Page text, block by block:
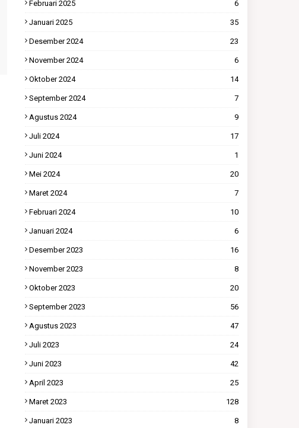
Februari 2025 6
Januari 2025 35
Desember 2024 23
November 2024 6
Oktober 2024 14
September 2024 7
Agustus 2024 9
Juli 2024 17
Juni 2024 1
Mei 2024 20
Maret 2024 7
Februari 2024 10
Januari 2024 6
Desember 2023 16
November 2023 8
Oktober 2023 20
September 2023 56
Agustus 2023 47
Juli 2023 24
Juni 2023 42
April 2023 25
Maret 2023 128
Januari 2023 8